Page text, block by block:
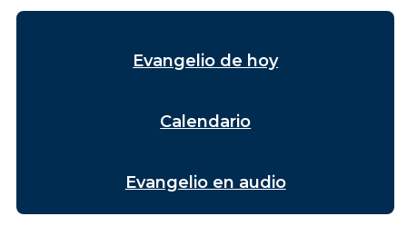
Evangelio de hoy
Calendario
Evangelio en audio